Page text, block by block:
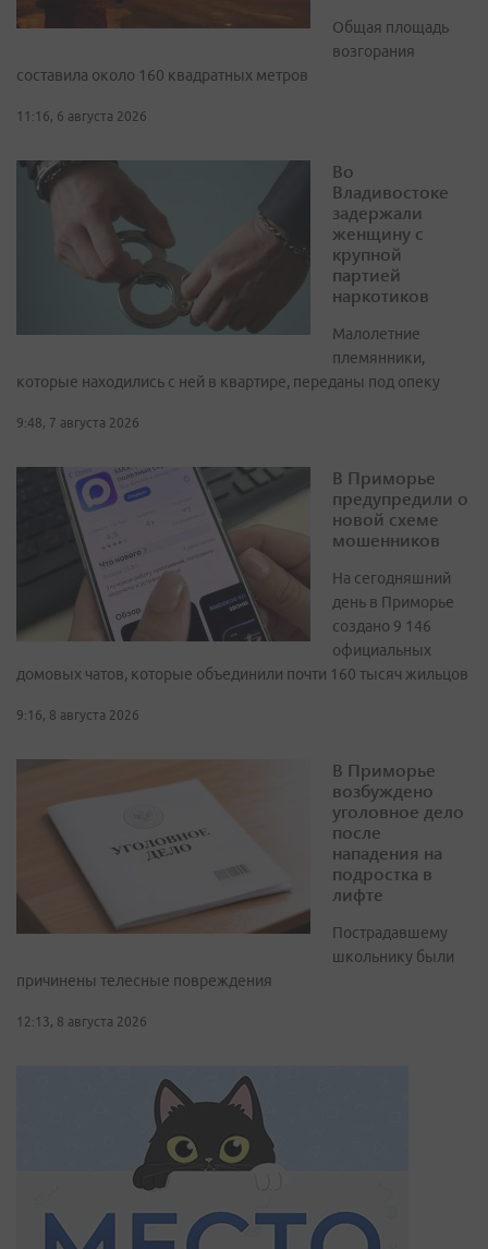
Общая площадь
возгорания
составила около 160 квадратных метров
11:16, 6 августа 2026
Во
Владивостоке
задержали
женщину с
крупной
партией
наркотиков
Малолетние
племянники,
которые находились с ней в квартире, переданы под опеку
9:48, 7 августа 2026
В Приморье
предупредили о
новой схеме
мошенников
На сегодняшний
день в Приморье
создано 9 146
официальных
домовых чатов, которые объединили почти 160 тысяч жильцов
9:16, 8 августа 2026
В Приморье
возбуждено
уголовное дело
после
нападения на
подростка в
лифте
Пострадавшему
школьнику были
причинены телесные повреждения
12:13, 8 августа 2026